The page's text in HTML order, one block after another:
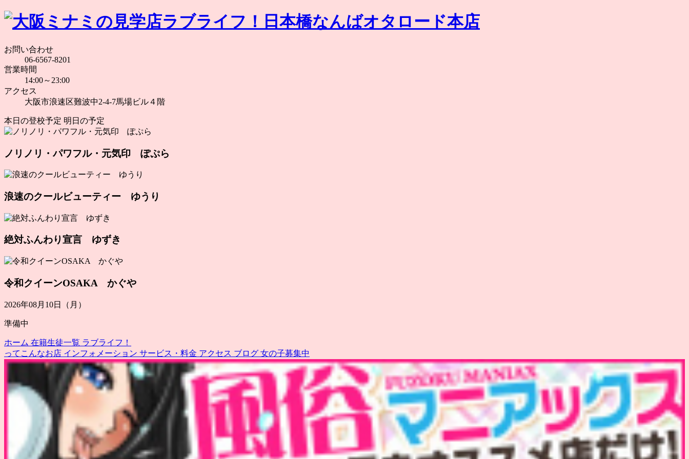
お問い合わせ
06-6567-8201
営業時間
14:00～23:00
アクセス
大阪市浪速区難波中2-4-7馬場ビル４階
本日の登校予定 明日の予定
ノリノリ・パワフル・元気印 ぽぷら
浪速のクールビューティー ゆうり
絶対ふんわり宣言 ゆずき
令和クイーンOSAKA かぐや
2026年08月10日（月）
準備中
ホーム 在籍生徒一覧 ラブライフ！
ってこんなお店 インフォメーション サービス・料金 アクセス ブログ 女の子募集中